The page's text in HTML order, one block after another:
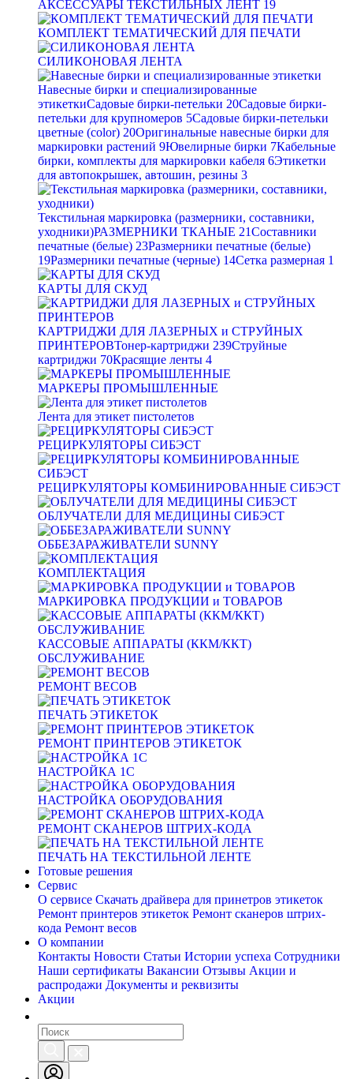
АКСЕССУАРЫ ТЕКСТИЛЬНЫХ ЛЕНТ 19
КОМПЛЕКТ ТЕМАТИЧЕСКИЙ ДЛЯ ПЕЧАТИ
СИЛИКОНОВАЯ ЛЕНТА
Навесные бирки и специализированные
этикеткиСадовые бирки-петельки 20Садовые бирки-
петельки для крупномеров 5Садовые бирки-петельки
цветные (color) 20Оригинальные навесные бирки для
маркировки растений 9Ювелирные бирки 7Кабельные
бирки, комплекты для маркировки кабеля 6Этикетки
для автопокрышек, автошин, резины 3
Текстильная маркировка (размерники, составники,
уходники)РАЗМЕРНИКИ ТКАНЫЕ 21Составники
печатные (белые) 23Размерники печатные (белые)
19Размерники печатные (черные) 14Сетка размерная 1
КАРТЫ ДЛЯ СКУД
КАРТРИДЖИ ДЛЯ ЛАЗЕРНЫХ и СТРУЙНЫХ
ПРИНТЕРОВТонер-картриджи 239Струйные
картриджи 70Красящие ленты 4
МАРКЕРЫ ПРОМЫШЛЕННЫЕ
Лента для этикет пистолетов
РЕЦИРКУЛЯТОРЫ СИБЭСТ
РЕЦИРКУЛЯТОРЫ КОМБИНИРОВАННЫЕ СИБЭСТ
ОБЛУЧАТЕЛИ ДЛЯ МЕДИЦИНЫ СИБЭСТ
ОББЕЗАРАЖИВАТЕЛИ SUNNY
КОМПЛЕКТАЦИЯ
МАРКИРОВКА ПРОДУКЦИИ и ТОВАРОВ
КАССОВЫЕ АППАРАТЫ (ККМ/ККТ)
ОБСЛУЖИВАНИЕ
РЕМОНТ ВЕСОВ
ПЕЧАТЬ ЭТИКЕТОК
РЕМОНТ ПРИНТЕРОВ ЭТИКЕТОК
НАСТРОЙКА 1С
НАСТРОЙКА ОБОРУДОВАНИЯ
РЕМОНТ СКАНЕРОВ ШТРИХ-КОДА
ПЕЧАТЬ НА ТЕКСТИЛЬНОЙ ЛЕНТЕ
Готовые решения
Сервис
О сервисе Скачать драйвера для принетров этикеток
Ремонт принтеров этикеток Ремонт сканеров штрих-
кода Ремонт весов
О компании
Контакты Новости Статьи Истории успеха Сотрудники
Наши сертификаты Вакансии Отзывы Акции и
распродажи Документы и реквизиты
Акции